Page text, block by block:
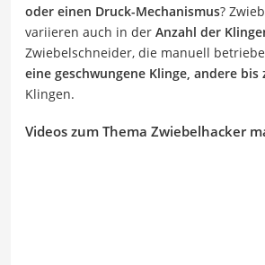
oder einen Druck-Mechanismus?
variieren auch in der Anzahl der
Zwiebelschneider, die manuell
eine geschwungene Klinge, andere bis
Klingen.
Videos zum Thema Zwiebelhacker